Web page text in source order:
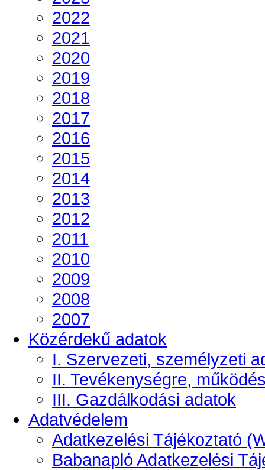
2022
2021
2020
2019
2018
2017
2016
2015
2014
2013
2012
2011
2010
2009
2008
2007
Közérdekű adatok
I. Szervezeti, személyzeti
II. Tevékenységre,
III. Gazdálkodási adatok
Adatvédelem
Adatkezelési Tájékoztató
Babanapló Adatkezelési